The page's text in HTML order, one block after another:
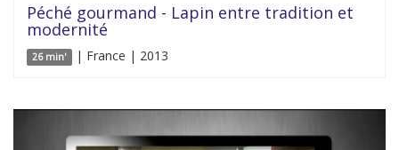
Péché gourmand - Lapin entre tradition et
modernité
26 min' | France | 2013